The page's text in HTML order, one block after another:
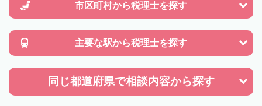
市区町村から税理士を探す
主要な駅から税理士を探す
同じ都道府県で相談内容から探す